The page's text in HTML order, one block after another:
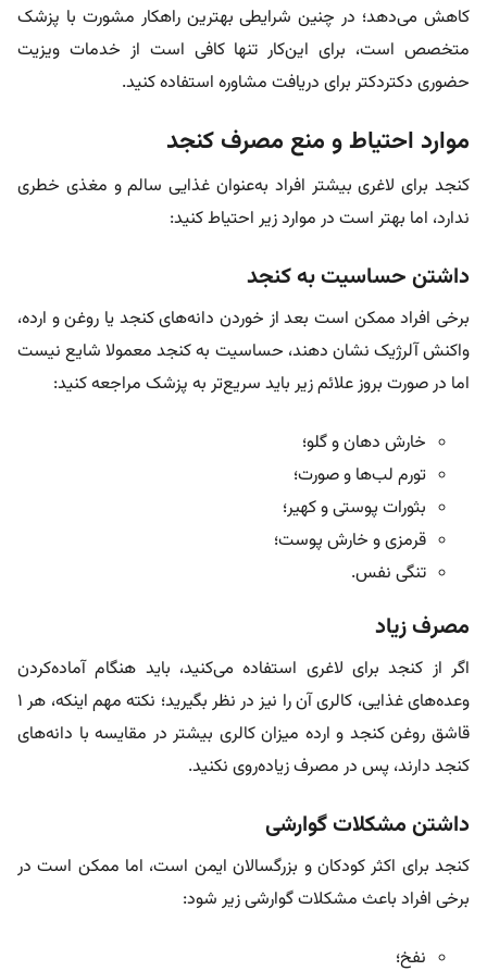
کاهش می‌دهد؛ در چنین شرایطی بهترین راهکار مشورت با پزشک
متخصص است، برای این‌کار تنها کافی است از خدمات ویزیت
حضوری دکتردکتر برای دریافت مشاوره استفاده کنید.
موارد احتیاط و منع مصرف کنجد
کنجد برای لاغری بیشتر افراد به‌عنوان غذایی سالم و مغذی خطری
ندارد، اما بهتر است در موارد زیر احتیاط کنید:
داشتن حساسیت به کنجد
برخی افراد ممکن است بعد از خوردن دانه‌های کنجد یا روغن و ارده،
واکنش آلرژیک نشان دهند، حساسیت به کنجد معمولا شایع نیست
اما در صورت بروز علائم زیر باید سریع‌تر به پزشک مراجعه کنید:
خارش دهان و گلو؛
تورم لب‌ها و صورت؛
بثورات پوستی و کهیر؛
قرمزی و خارش پوست؛
تنگی نفس.
مصرف زیاد
اگر از کنجد برای لاغری استفاده می‌کنید، باید هنگام آماده‌کردن
وعده‌های غذایی، کالری آن را نیز در نظر بگیرید؛ نکته مهم اینکه، هر ۱
قاشق روغن کنجد و ارده میزان کالری بیشتر در مقایسه با دانه‌های
کنجد دارند، پس در مصرف زیاده‌روی نکنید.
داشتن مشکلات گوارشی
کنجد برای اکثر کودکان و بزرگسالان ایمن است، اما ممکن است در
برخی افراد باعث مشکلات گوارشی زیر شود:
نفخ؛